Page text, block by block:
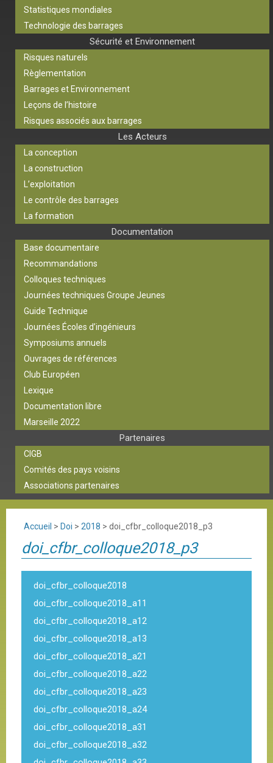
Statistiques mondiales
Technologie des barrages
Sécurité et Environnement
Risques naturels
Règlementation
Barrages et Environnement
Leçons de l’histoire
Risques associés aux barrages
Les Acteurs
La conception
La construction
L’exploitation
Le contrôle des barrages
La formation
Documentation
Base documentaire
Recommandations
Colloques techniques
Journées techniques Groupe Jeunes
Guide Technique
Journées Écoles d’ingénieurs
Symposiums annuels
Ouvrages de références
Club Européen
Lexique
Documentation libre
Marseille 2022
Partenaires
CIGB
Comités des pays voisins
Associations partenaires
Accueil > Doi > 2018 > doi_cfbr_colloque2018_p3
doi_cfbr_colloque2018_p3
doi_cfbr_colloque2018
doi_cfbr_colloque2018_a11
doi_cfbr_colloque2018_a12
doi_cfbr_colloque2018_a13
doi_cfbr_colloque2018_a21
doi_cfbr_colloque2018_a22
doi_cfbr_colloque2018_a23
doi_cfbr_colloque2018_a24
doi_cfbr_colloque2018_a31
doi_cfbr_colloque2018_a32